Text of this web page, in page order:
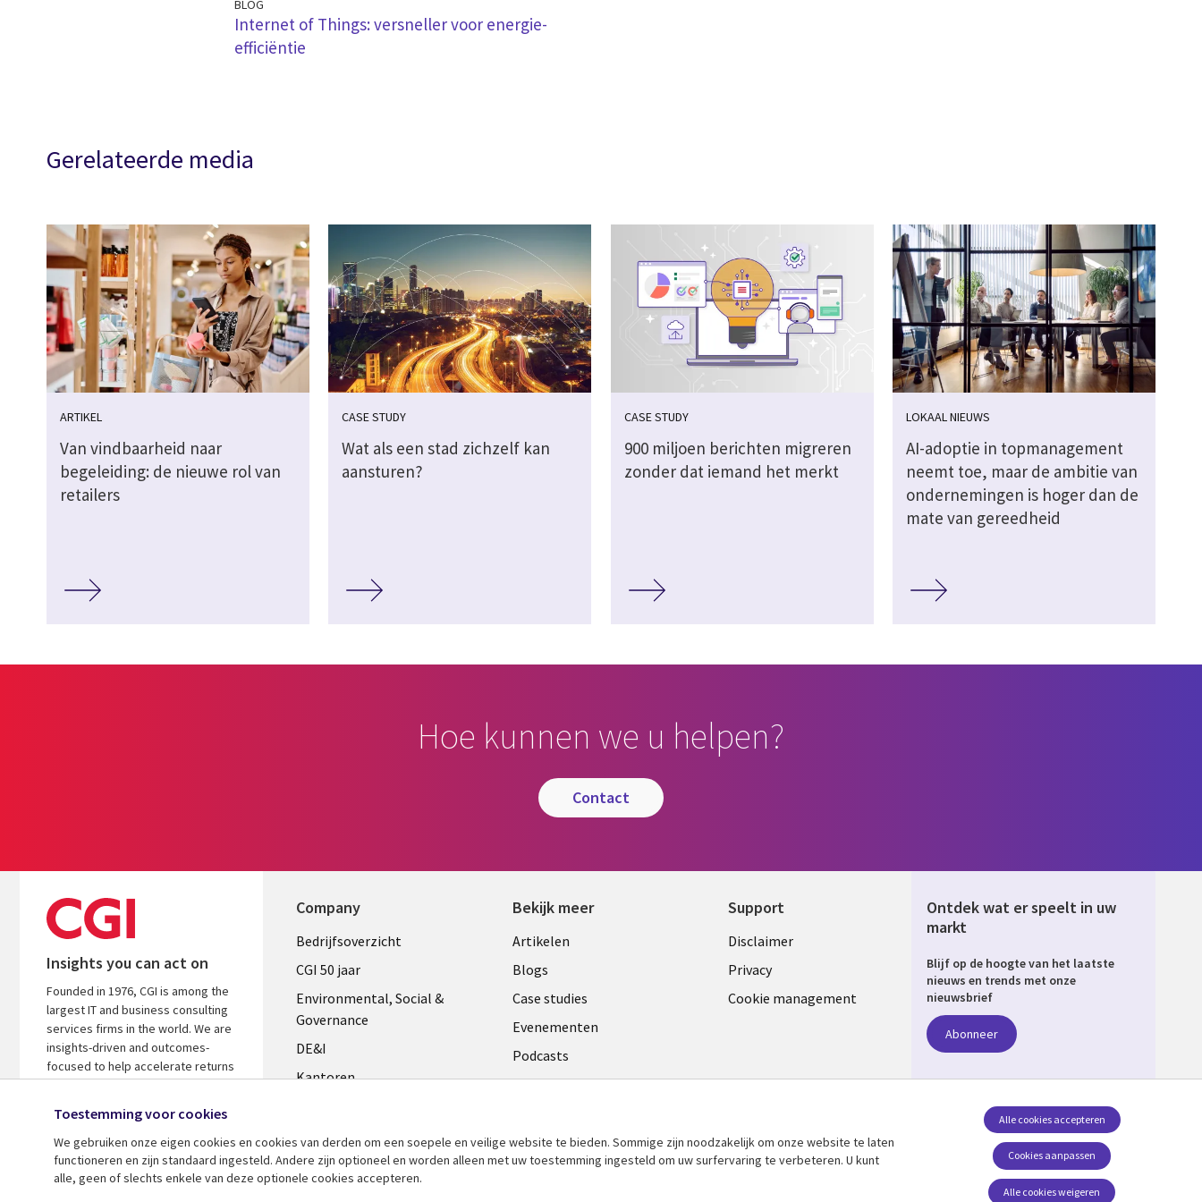
BLOG
Internet of Things: versneller voor energie-
efficiëntie
Gerelateerde media
ARTIKEL
Van vindbaarheid naar
begeleiding: de nieuwe rol van
retailers
CASE STUDY
Wat als een stad zichzelf kan
aansturen?
CASE STUDY
900 miljoen berichten migreren
zonder dat iemand het merkt
LOKAAL NIEUWS
AI-adoptie in topmanagement
neemt toe, maar de ambitie van
ondernemingen is hoger dan de
mate van gereedheid
Hoe kunnen we u helpen?
contact
Insights you can act on
Founded in 1976, CGI is among the
largest IT and business consulting
services firms in the world. We are
insights-driven and outcomes-
focused to help accelerate returns
on your investments.
Company
Useful
links
NETHERLANDS
Bedrijfsoverzicht
CGI 50 jaar
Environmental, Social &
Governance
DE&I
Kantoren
Media center
Alliances
Bekijk meer
Library
Links
NETHERLANDS
Artikelen
Blogs
Case studies
Evenementen
Podcasts
Viewpoints
Support
Legal
NETHERLANDS
Disclaimer
Privacy
Cookie management
Ontdek wat er speelt in uw
markt
Blijf op de hoogte van het laatste
nieuws en trends met onze
nieuwsbrief
Abonneer
Social Media NETHERLANDS
Toestemming voor cookies
We gebruiken onze eigen cookies en cookies van derden om een ​​soepele en veilige website te bieden. Sommige zijn noodzakelijk om onze website te laten
functioneren en zijn standaard ingesteld. Andere zijn optioneel en worden alleen met uw toestemming ingesteld om uw surfervaring te verbeteren. U kunt
alle, geen of slechts enkele van deze optionele cookies accepteren.
Cookies aanpassen
Alle cookies accepteren
Alle cookies weigeren